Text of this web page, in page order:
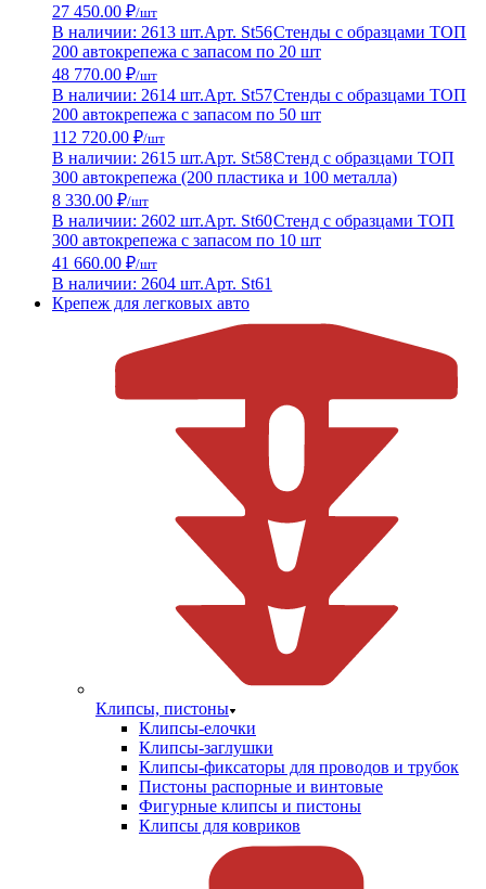
27 450.00 ₽/шт
В наличии: 2613 шт.Арт. St56Стенды с образцами ТОП
200 автокрепежа с запасом по 20 шт
48 770.00 ₽/шт
В наличии: 2614 шт.Арт. St57Стенды с образцами ТОП
200 автокрепежа с запасом по 50 шт
112 720.00 ₽/шт
В наличии: 2615 шт.Арт. St58Стенд с образцами ТОП
300 автокрепежа (200 пластика и 100 металла)
8 330.00 ₽/шт
В наличии: 2602 шт.Арт. St60Стенд с образцами ТОП
300 автокрепежа с запасом по 10 шт
41 660.00 ₽/шт
В наличии: 2604 шт.Арт. St61
Крепеж для легковых авто
Клипсы, пистоны
Клипсы-елочки
Клипсы-заглушки
Клипсы-фиксаторы для проводов и трубок
Пистоны распорные и винтовые
Фигурные клипсы и пистоны
Клипсы для ковриков